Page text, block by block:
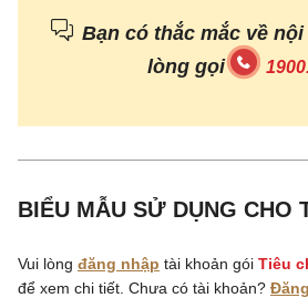
Bạn có thắc mắc về
lòng gọi
BIỂU MẪU SỬ DỤNG CHO
Vui lòng đăng nhập tài khoản gói Tiêu
để xem chi tiết. Chưa có tài khoản?